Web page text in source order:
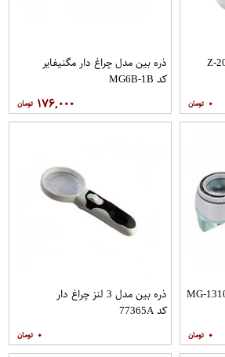
۰
ذره بین مدل چراغ دار مگنیفایر
کد MG6B-1B
۱۷۶,۰۰۰
۰
ذره بین مدل 3 لنز چراغ دار
کد 77365A
۰